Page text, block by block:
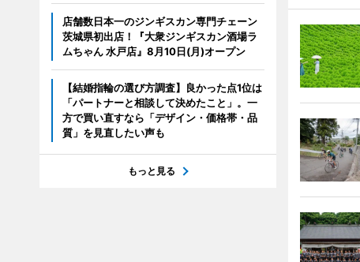
店舗数日本一のジンギスカン専門チェーン
茨城県初出店！『大衆ジンギスカン酒場ラ
ムちゃん 水戸店』8月10日(月)オープン
【結婚指輪の選び方調査】良かった点1位は
「パートナーと相談して決めたこと」。一
方で買い直すなら「デザイン・価格帯・品
質」を見直したい声も
もっと見る